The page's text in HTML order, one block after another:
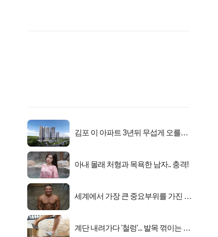
김포 이 아파트 3년뒤 무섭게 오를겁
아내 몰래 처형과 목욕한 남자.. 충격!
세계에서 가장 큰 중요부위를 가진 남
계단 내려가다 '철렁'... 발목 꺾이는 이